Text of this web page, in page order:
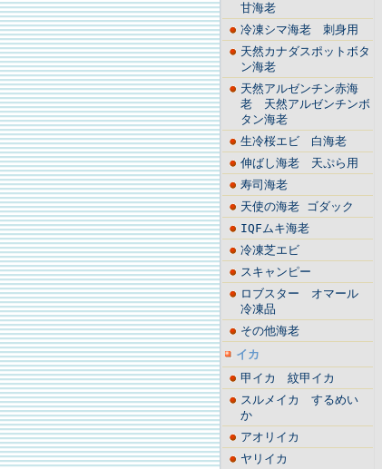
甘海老
冷凍シマ海老 刺身用
天然カナダスポットボタ
ン海老
天然アルゼンチン赤海
老 天然アルゼンチンボ
タン海老
生冷桜エビ 白海老
伸ばし海老 天ぷら用
寿司海老
天使の海老 ゴダック
IQFムキ海老
冷凍芝エビ
スキャンピー
ロブスター オマール
冷凍品
その他海老
イカ
甲イカ 紋甲イカ
スルメイカ するめい
か
アオリイカ
ヤリイカ